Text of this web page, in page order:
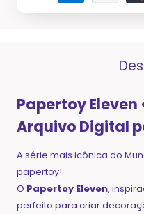
Papertoy Eleven
Arquivo Digital
A série mais icônica do
papertoy!
O Papertoy Eleven,
perfeito para criar